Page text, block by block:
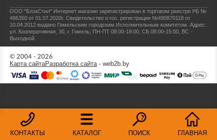
КОНТАКТЫ КАТАЛОГ ПОИСК ГЛАВНАЯ
ООО "БлэкСтил" Интернет магазин зарегистрирован в торговом реестре РБ №
486350 от 01.07.2020г.Свидетельство о гос. регистрации №490870118 от
10.04.2012 выдано Гомельским городским Исполнительным комитетом.Адрес:
ул. Кооперативная, 30, г. Гомель; ПН-ПТ 08:00-18:00, СБ 08:00-15:00, ВС -
Выходной.
© 2004 - 2026
Карта сайтаРазработка сайта- web2b.by